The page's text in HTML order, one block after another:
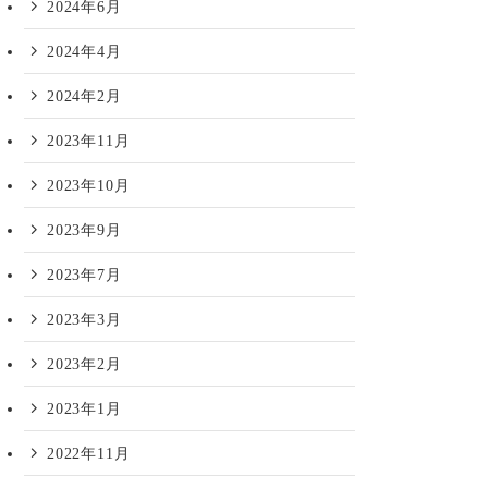
2024年6月
2024年4月
2024年2月
2023年11月
2023年10月
2023年9月
2023年7月
2023年3月
2023年2月
2023年1月
2022年11月